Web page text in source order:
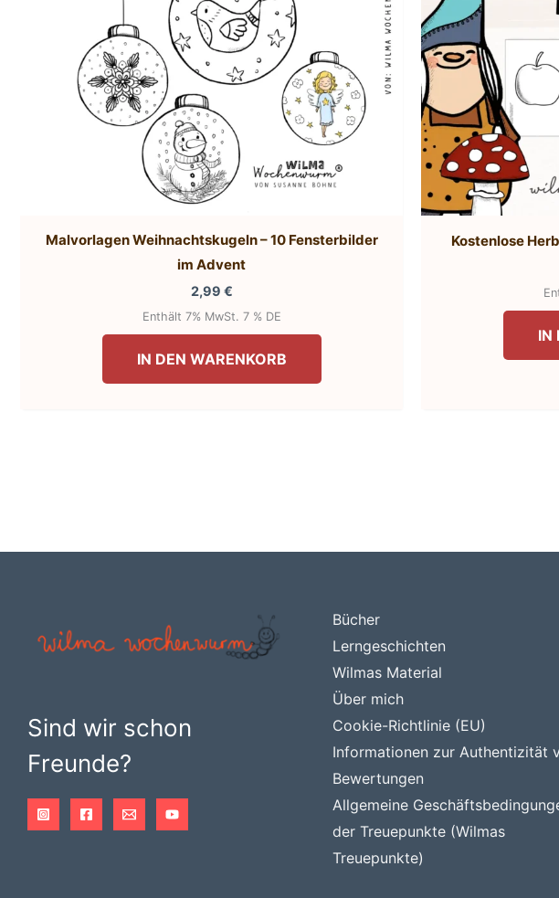
Malvorlagen Weihnachtskugeln – 10 Fensterbilder
im Advent
2,99 €
Enthält 7% MwSt. 7 % DE
IN DEN WARENKORB
Kostenlose
IN
Sind wir schon
Freunde?
Bücher
Lerngeschichten
Wilmas Material
Über mich
Cookie-Richtlinie (EU)
Informationen zur Authentizität
Bewertungen
Allgemeine
der Treuepunkte (Wilmas
Treuepunkte)